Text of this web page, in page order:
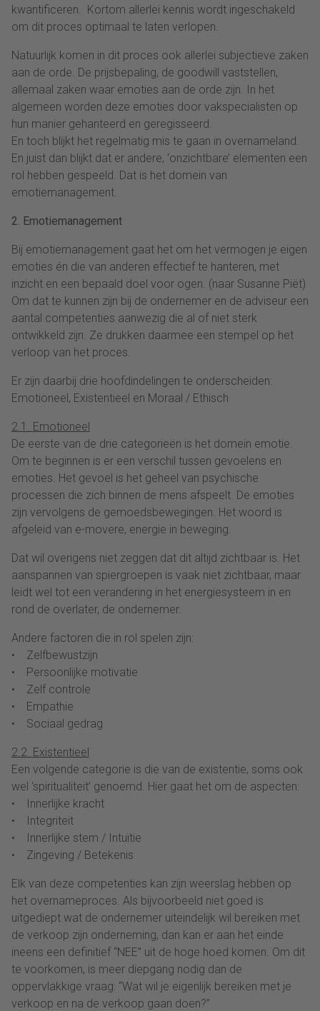
kwantificeren. Kortom allerlei kennis wordt ingeschakeld
om dit proces optimaal te laten verlopen.
Natuurlijk komen in dit proces ook allerlei subjectieve zaken
aan de orde. De prijsbepaling, de goodwill vaststellen,
allemaal zaken waar emoties aan de orde zijn. In het
algemeen worden deze emoties door vakspecialisten op
hun manier gehanteerd en geregisseerd.
En toch blijkt het regelmatig mis te gaan in overnameland.
En juist dan blijkt dat er andere, ‘onzichtbare’ elementen een
rol hebben gespeeld. Dat is het domein van
emotiemanagement.
2. Emotiemanagement
Bij emotiemanagement gaat het om het vermogen je eigen
emoties én die van anderen effectief te hanteren, met
inzicht en een bepaald doel voor ogen. (naar Susanne Piët)
Om dat te kunnen zijn bij de ondernemer en de adviseur een
aantal competenties aanwezig die al of niet sterk
ontwikkeld zijn. Ze drukken daarmee een stempel op het
verloop van het proces.
Er zijn daarbij drie hoofdindelingen te onderscheiden:
Emotioneel, Existentieel en Moraal / Ethisch
2.1. Emotioneel
De eerste van de drie categorieën is het domein emotie.
Om te beginnen is er een verschil tussen gevoelens en
emoties. Het gevoel is het geheel van psychische
processen die zich binnen de mens afspeelt. De emoties
zijn vervolgens de gemoedsbewegingen. Het woord is
afgeleid van e-movere, energie in beweging.
Dat wil overigens niet zeggen dat dit altijd zichtbaar is. Het
aanspannen van spiergroepen is vaak niet zichtbaar, maar
leidt wel tot een verandering in het energiesysteem in en
rond de overlater, de ondernemer.
Andere factoren die in rol spelen zijn:
• Zelfbewustzijn
• Persoonlijke motivatie
• Zelf controle
• Empathie
• Sociaal gedrag
2.2. Existentieel
Een volgende categorie is die van de existentie, soms ook
wel ‘spiritualiteit’ genoemd. Hier gaat het om de aspecten:
• Innerlijke kracht
• Integriteit
• Innerlijke stem / Intuïtie
• Zingeving / Betekenis
Elk van deze competenties kan zijn weerslag hebben op
het overnameproces. Als bijvoorbeeld niet goed is
uitgediept wat de ondernemer uiteindelijk wil bereiken met
de verkoop zijn onderneming, dan kan er aan het einde
ineens een definitief “NEE” uit de hoge hoed komen. Om dit
te voorkomen, is meer diepgang nodig dan de
oppervlakkige vraag: “Wat wil je eigenlijk bereiken met je
verkoop en na de verkoop gaan doen?”